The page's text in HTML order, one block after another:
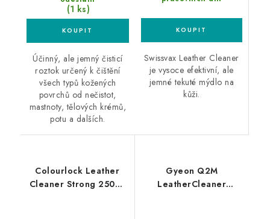
(1 ks)
Účinný, ale jemný čisticí
roztok určený k čištění
všech typů kožených
povrchů od nečistot,
mastnoty, tělových krémů,
potu a dalších.
Swissvax Leather Cleaner
je vysoce efektivní, ale
jemné tekuté mýdlo na
kůži.
Colourlock Leather
Cleaner Strong 250ml
Gyeon Q2M
LeatherCleaner